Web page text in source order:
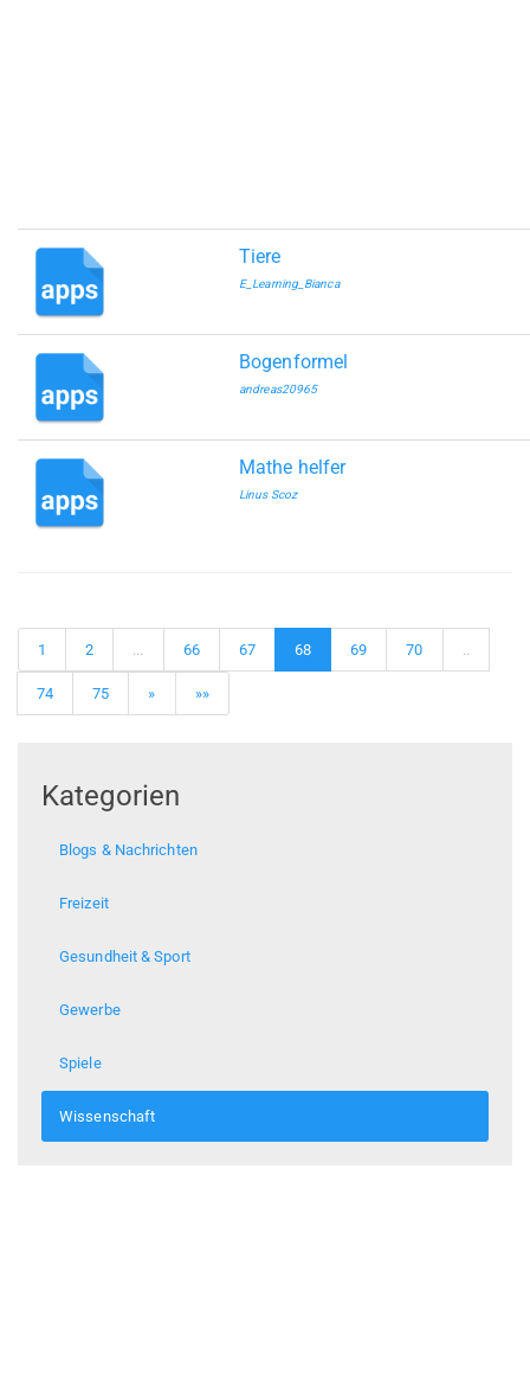
Tiere
E_Learning_Bianca
Bogenformel
andreas20965
Mathe helfer
Linus Scoz
1 2 ... 66 67 68 69 70 ..
74 75 » »»
Kategorien
Blogs & Nachrichten
Freizeit
Gesundheit & Sport
Gewerbe
Spiele
Wissenschaft